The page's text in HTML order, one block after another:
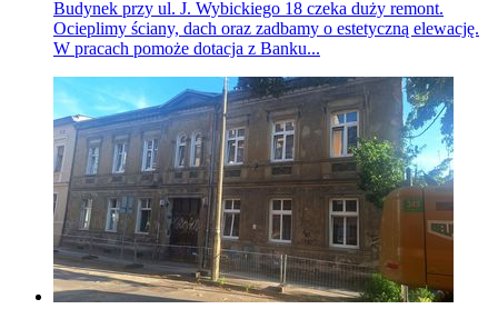
Budynek przy ul. J. Wybickiego 18 czeka duży remont.
Ocieplimy ściany, dach oraz zadbamy o estetyczną elewację.
W pracach pomoże dotacja z Banku...